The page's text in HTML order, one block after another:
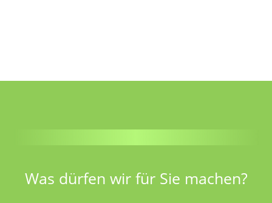
Was dürfen wir für Sie machen?